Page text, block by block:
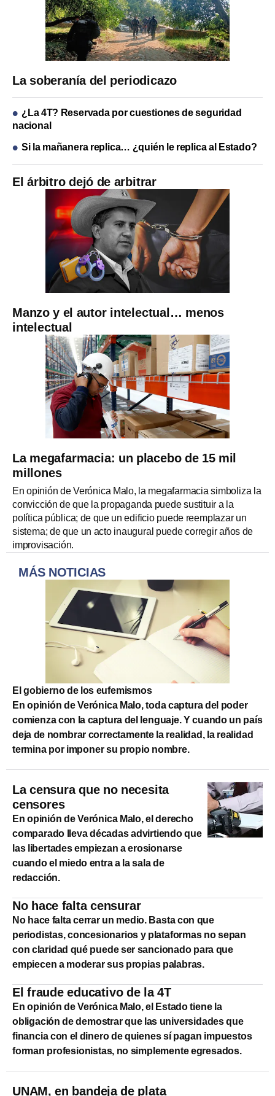
El árbitro dejó de arbitrar
Manzo y el autor intelectual… menos
intelectual
La soberanía del periodicazo
¿La 4T? Reservada por cuestiones de seguridad
nacional
Si la mañanera replica… ¿quién le replica al Estado?
La megafarmacia: un placebo de 15 mil
millones
En opinión de Verónica Malo, la megafarmacia simboliza la
convicción de que la propaganda puede sustituir a la
política pública; de que un edificio puede reemplazar un
sistema; de que un acto inaugural puede corregir años de
improvisación.
MÁS NOTICIAS
El gobierno de los eufemismos
En opinión de Verónica Malo, toda captura del poder
comienza con la captura del lenguaje. Y cuando un país
deja de nombrar correctamente la realidad, la realidad
termina por imponer su propio nombre.
La censura que no necesita
censores
En opinión de Verónica Malo, el derecho
comparado lleva décadas advirtiendo que
las libertades empiezan a erosionarse
cuando el miedo entra a la sala de
redacción.
No hace falta censurar
No hace falta cerrar un medio. Basta con que
periodistas, concesionarios y plataformas no sepan
con claridad qué puede ser sancionado para que
empiecen a moderar sus propias palabras.
El fraude educativo de la 4T
En opinión de Verónica Malo, el Estado tiene la
obligación de demostrar que las universidades que
financia con el dinero de quienes sí pagan impuestos
forman profesionistas, no simplemente egresados.
UNAM, en bandeja de plata